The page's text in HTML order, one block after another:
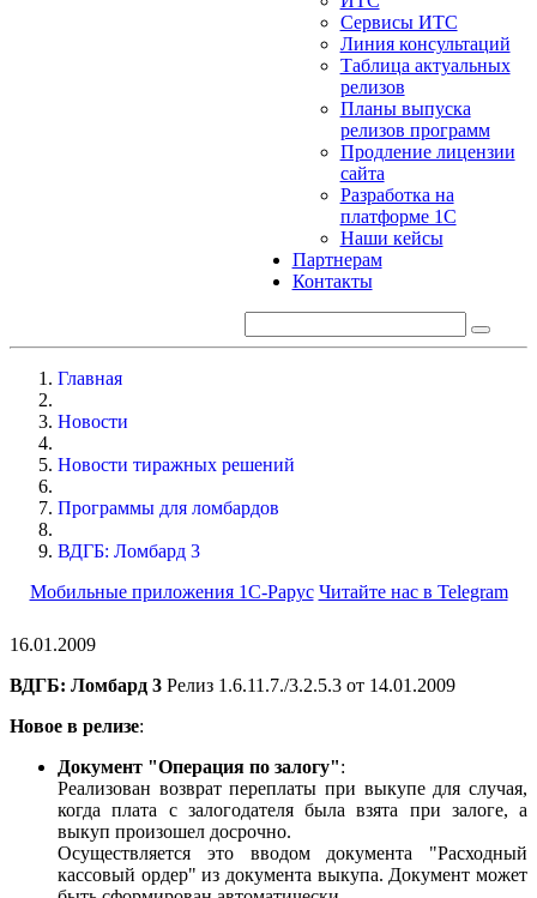
Сервисы ИТС
Линия консультаций
Таблица актуальных
релизов
Планы выпуска
релизов программ
Продление лицензии
сайта
Разработка на
платформе 1С
Наши кейсы
Партнерам
Контакты
Главная
Новости
Новости тиражных решений
Программы для ломбардов
ВДГБ: Ломбард 3
Мобильные приложения 1С-Рарус Читайте нас в Telegram
16.01.2009
ВДГБ: Ломбард 3 Релиз 1.6.11.7./3.2.5.3 от 14.01.2009
Новое в релизе:
Документ "Операция по залогу":
Реализован возврат переплаты при выкупе для случая,
когда плата с залогодателя была взята при залоге, а
выкуп произошел досрочно.
Осуществляется это вводом документа "Расходный
кассовый ордер" из документа выкупа. Документ может